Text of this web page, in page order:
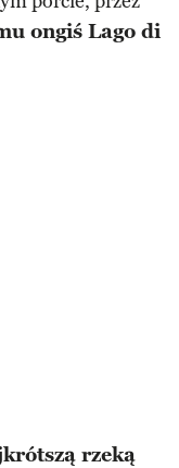
ongiś Lago di
rzeką